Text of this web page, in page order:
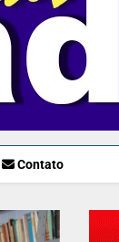
Contato